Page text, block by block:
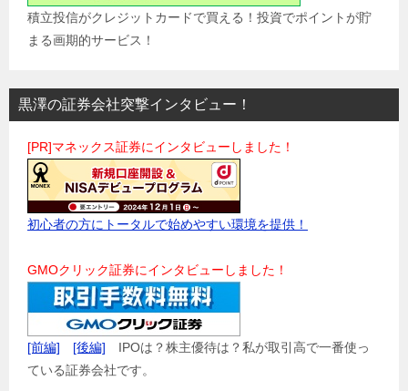
積立投信がクレジットカードで買える！投資でポイントが貯
まる画期的サービス！
黒澤の証券会社突撃インタビュー！
[PR]マネックス証券にインタビューしました！
初心者の方にトータルで始めやすい環境を提供！
GMOクリック証券にインタビューしました！
[前編] [後編] IPOは？株主優待は？私が取引高で一番使っ
ている証券会社です。